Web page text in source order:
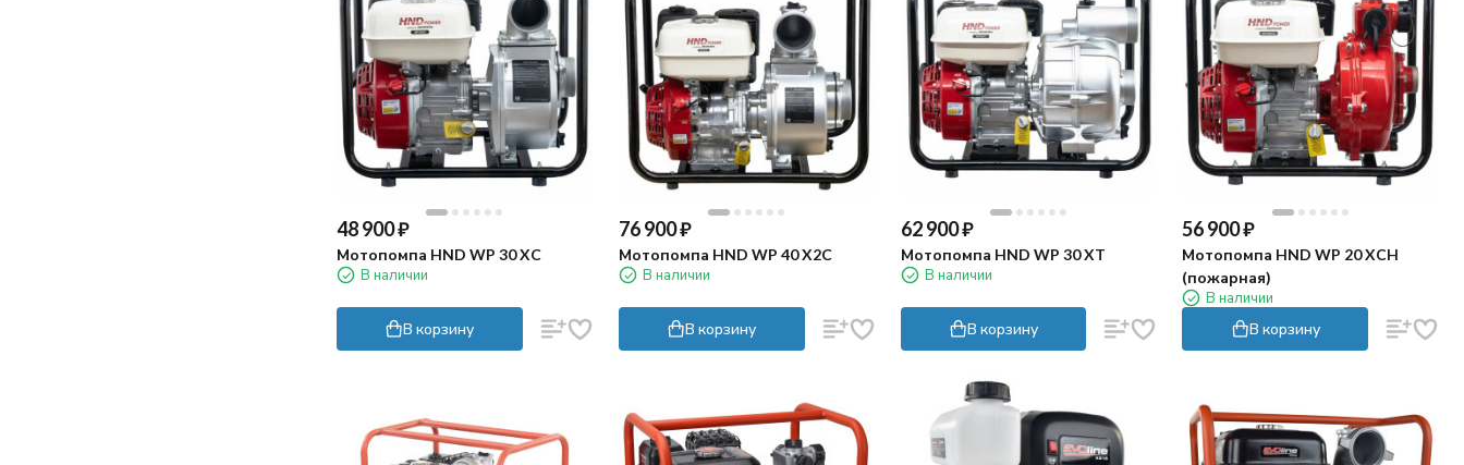
48 900₽
Мотопомпа HND WP 30 XC
В наличии
В корзину
76 900₽
Мотопомпа HND WP 40 X2C
В наличии
В корзину
62 900₽
Мотопомпа HND WP 30 XT
В наличии
В корзину
56 900₽
Мотопомпа HND WP 20 XСH
(пожарная)
В наличии
В корзину